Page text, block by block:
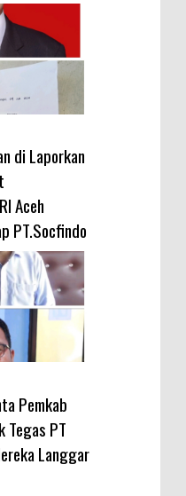
di Laporkan
Aceh
PT.Socfindo
Pemkab
Tegas PT
Langgar